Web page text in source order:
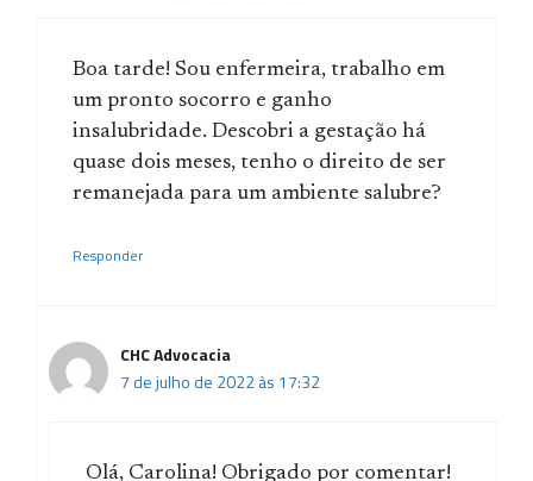
Boa tarde! Sou enfermeira, trabalho em
um pronto socorro e ganho
insalubridade. Descobri a gestação há
quase dois meses, tenho o direito de ser
remanejada para um ambiente salubre?
Responder
CHC Advocacia
7 de julho de 2022 às 17:32
Olá, Carolina! Obrigado por comentar!